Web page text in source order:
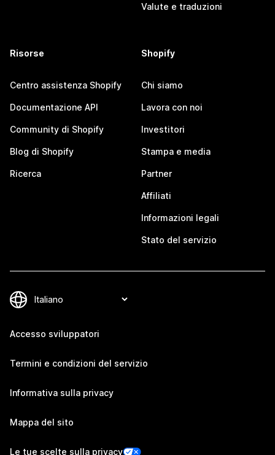
Valute e traduzioni
Risorse
Centro assistenza Shopify
Documentazione API
Community di Shopify
Blog di Shopify
Ricerca
Shopify
Chi siamo
Lavora con noi
Investitori
Stampa e media
Partner
Affiliati
Informazioni legali
Stato del servizio
Accesso sviluppatori
Termini e condizioni del servizio
Informativa sulla privacy
Mappa del sito
Le tue scelte sulla privacy